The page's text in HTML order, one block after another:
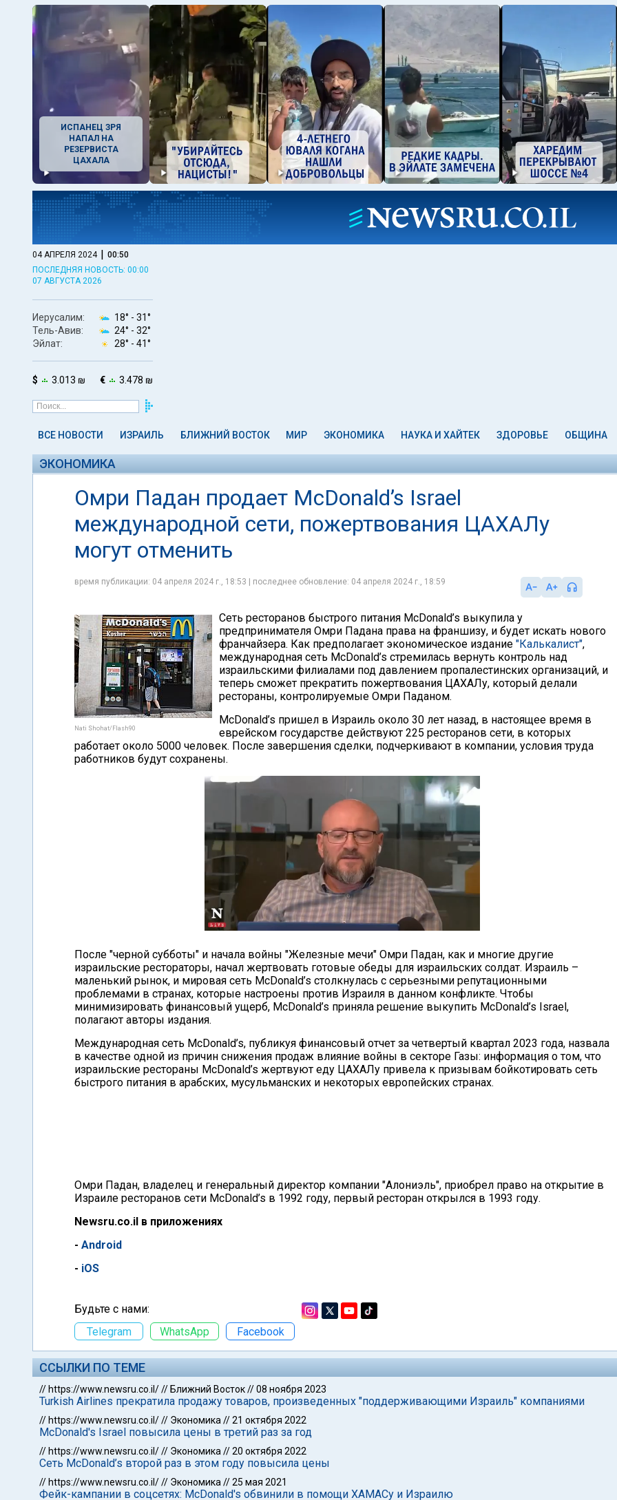
ИСПАНЕЦ ЗРЯ
НАПАЛ НА
РЕЗЕРВИСТА
ЦАХАЛА
04 АПРЕЛЯ 2024 | 00:50
ПОСЛЕДНЯЯ НОВОСТЬ: 00:00
07 АВГУСТА 2026
Иерусалим: 18° - 31°
Тель-Авив:
24° - 32°
Эйлат:
28° - 41°
$ 3.013 ₪ € 3.478 ₪
ВСЕ НОВОСТИ ИЗРАИЛЬ БЛИЖНИЙ ВОСТОК МИР ЭКОНОМИКА НАУКА И ХАЙТЕК ЗДОРОВЬЕ ОБЩИНА
ЭКОНОМИКА
Омри Падан продает McDonald’s Israel
международной сети, пожертвования ЦАХАЛу
могут отменить
время публикации: 04 апреля 2024 г., 18:53 | последнее обновление: 04 апреля 2024 г., 18:59
Nati Shohat/Flash90
Сеть ресторанов быстрого питания McDonald’s выкупила у
предпринимателя Омри Падана права на франшизу, и будет искать нового
франчайзера. Как предполагает экономическое издание "Калькалист",
международная сеть McDonald’s стремилась вернуть контроль над
израильскими филиалами под давлением пропалестинских организаций, и
теперь сможет прекратить пожертвования ЦАХАЛу, который делали
рестораны, контролируемые Омри Паданом.
McDonald’s пришел в Израиль около 30 лет назад, в настоящее время в
еврейском государстве действуют 225 ресторанов сети, в которых
работает около 5000 человек. После завершения сделки, подчеркивают в компании, условия труда
работников будут сохранены.
После "черной субботы" и начала войны "Железные мечи" Омри Падан, как и многие другие
израильские рестораторы, начал жертвовать готовые обеды для израильских солдат. Израиль –
маленький рынок, и мировая сеть McDonald’s столкнулась с серьезными репутационными
проблемами в странах, которые настроены против Израиля в данном конфликте. Чтобы
минимизировать финансовый ущерб, McDonald’s приняла решение выкупить McDonald’s Israel,
полагают авторы издания.
Международная сеть McDonald’s, публикуя финансовый отчет за четвертый квартал 2023 года, назвала
в качестве одной из причин снижения продаж влияние войны в секторе Газы: информация о том, что
израильские рестораны McDonald’s жертвуют еду ЦАХАЛу привела к призывам бойкотировать сеть
быстрого питания в арабских, мусульманских и некоторых европейских странах.
Омри Падан, владелец и генеральный директор компании "Алониэль", приобрел право на открытие в
Израиле ресторанов сети McDonald’s в 1992 году, первый ресторан открылся в 1993 году.
Newsru.co.il в приложениях
- Android
- iOS
Будьте с нами:
Telegram
WhatsApp Facebook
ССЫЛКИ ПО ТЕМЕ
// https://www.newsru.co.il/// Ближний Восток//08 ноября 2023
Turkish Airlines прекратила продажу товаров, произведенных "поддерживающими Израиль" компаниями
// https://www.newsru.co.il/// Экономика //21 октября 2022
McDonald's Israel повысила цены в третий раз за год
// https://www.newsru.co.il/// Экономика //20 октября 2022
Сеть McDonald’s второй раз в этом году повысила цены
// https://www.newsru.co.il/// Экономика //25 мая 2021
Фейк-кампании в соцсетях: McDonald's обвинили в помощи ХАМАСу и Израилю